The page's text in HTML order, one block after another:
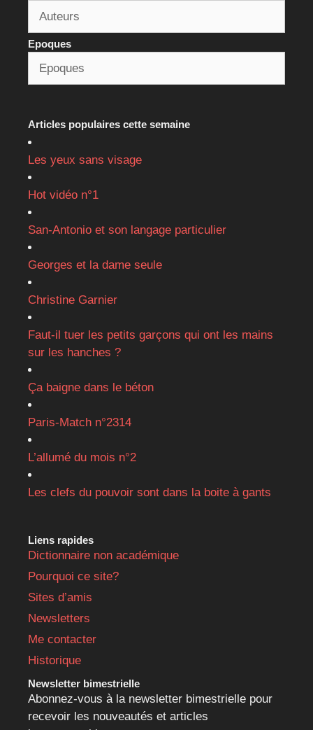
Epoques
Articles populaires cette semaine
Les yeux sans visage
Hot vidéo n°1
San-Antonio et son langage particulier
Georges et la dame seule
Christine Garnier
Faut-il tuer les petits garçons qui ont les mains
sur les hanches ?
Ça baigne dans le béton
Paris-Match n°2314
L’allumé du mois n°2
Les clefs du pouvoir sont dans la boite à gants
Liens rapides
Dictionnaire non académique
Pourquoi ce site?
Sites d’amis
Newsletters
Me contacter
Historique
Newsletter bimestrielle
Abonnez-vous à la newsletter bimestrielle pour
recevoir les nouveautés et articles